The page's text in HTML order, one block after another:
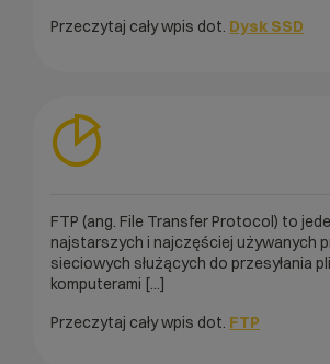
Przeczytaj cały wpis dot. Dysk SSD
FTP (ang. File Transfer Protocol) to
najstarszych i najczęściej używanych
sieciowych służących do przesyłania
komputerami [...]
Przeczytaj cały wpis dot. FTP